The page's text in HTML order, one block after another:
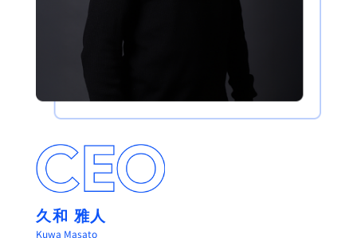
久和 雅人
Kuwa Masato